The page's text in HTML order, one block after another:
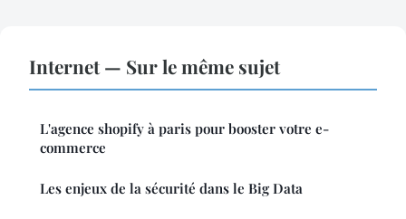
Internet — Sur le même sujet
L'agence shopify à paris pour booster votre e-
commerce
Les enjeux de la sécurité dans le Big Data